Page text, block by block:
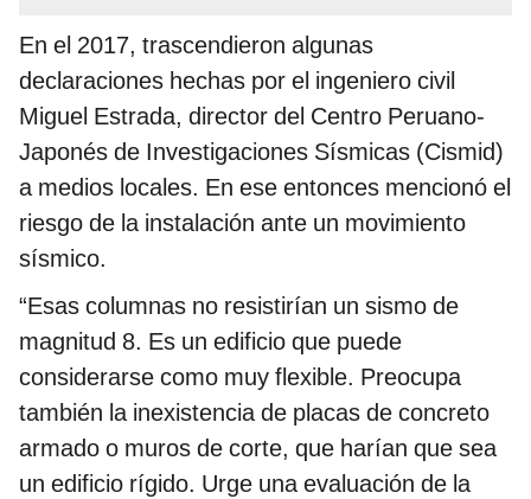
En el 2017, trascendieron algunas
declaraciones hechas por el ingeniero civil
Miguel Estrada, director del Centro Peruano-
Japonés de Investigaciones Sísmicas (Cismid)
a medios locales. En ese entonces mencionó el
riesgo de la instalación ante un movimiento
sísmico.
“Esas columnas no resistirían un sismo de
magnitud 8. Es un edificio que puede
considerarse como muy flexible. Preocupa
también la inexistencia de placas de concreto
armado o muros de corte, que harían que sea
un edificio rígido. Urge una evaluación de la